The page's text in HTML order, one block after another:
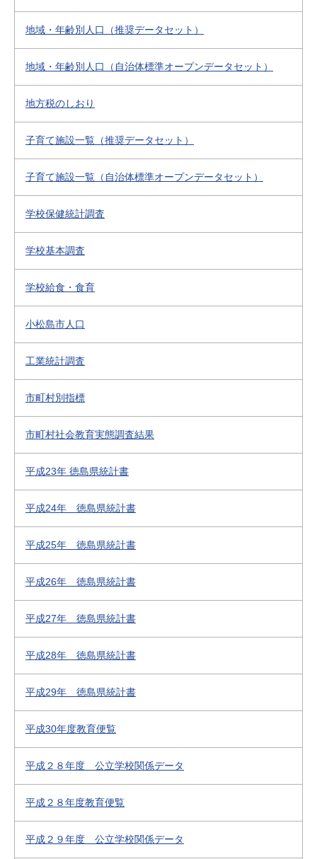
地域・年齢別人口（推奨データセット）
地域・年齢別人口（自治体標準オープンデータセット）
地方税のしおり
子育て施設一覧（推奨データセット）
子育て施設一覧（自治体標準オープンデータセット）
学校保健統計調査
学校基本調査
学校給食・食育
小松島市人口
工業統計調査
市町村別指標
市町村社会教育実態調査結果
平成23年 徳島県統計書
平成24年 徳島県統計書
平成25年 徳島県統計書
平成26年 徳島県統計書
平成27年 徳島県統計書
平成28年 徳島県統計書
平成29年 徳島県統計書
平成30年度教育便覧
平成２８年度 公立学校関係データ
平成２８年度教育便覧
平成２９年度 公立学校関係データ